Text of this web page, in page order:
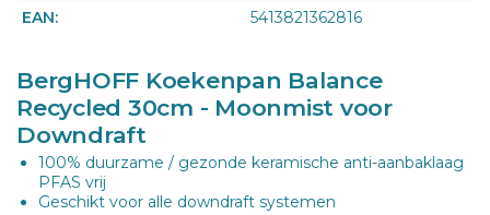
EAN: 5413821362816
BergHOFF Koekenpan Balance
Recycled 30cm - Moonmist voor
Downdraft
100% duurzame / gezonde keramische anti-aanbaklaag
PFAS vrij
Geschikt voor alle downdraft systemen